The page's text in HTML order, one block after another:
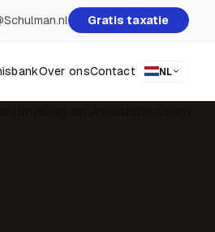
Gratis taxatie
Over onsContact NL